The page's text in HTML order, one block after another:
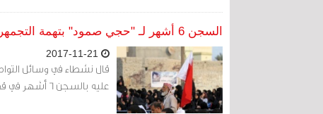
السجن 6 أشهر لـ "حجي صمود" بتهمة التجمهر
قال نشطاء في وسائل
عليه بالسجن 6 أشهر في قضية تجمهر، وتم نقله لسجن جو المركزي.